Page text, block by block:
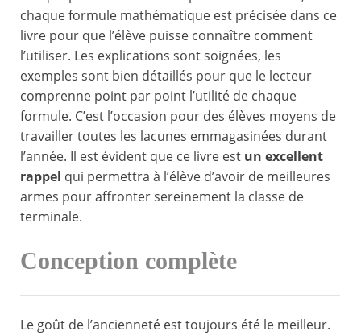
chaque formule mathématique est précisée dans ce
livre pour que l’élève puisse connaître comment
l’utiliser. Les explications sont soignées, les
exemples sont bien détaillés pour que le lecteur
comprenne point par point l’utilité de chaque
formule. C’est l’occasion pour des élèves moyens de
travailler toutes les lacunes emmagasinées durant
l’année. Il est évident que ce livre est un excellent
rappel qui permettra à l’élève d’avoir de meilleures
armes pour affronter sereinement la classe de
terminale.
Conception complète
Le goût de l’ancienneté est toujours été le meilleur.